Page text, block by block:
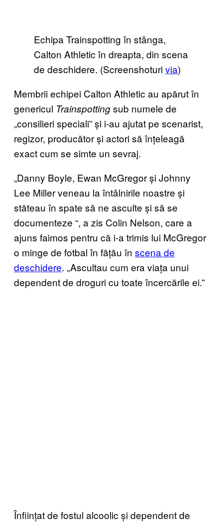
Echipa Trainspotting în stânga,
Calton Athletic în dreapta, din scena
de deschidere. (Screenshoturivia)
Membrii echipei Calton Athletic au apărut în
genericul Trainspottingsub numele de
„consilieri speciali” și i-au ajutat pe scenarist,
regizor, producător și actori să înțeleagă
exact cum se simte un sevraj.
„Danny Boyle, Ewan McGregor și Johnny
Lee Miller veneau la întâlnirile noastre și
stăteau în spate să ne asculte și să se
documenteze “, a zis Colin Nelson, care a
ajuns faimos pentru că i-a trimis lui McGregor
o minge de fotbal în fățău în scena de
deschidere. „Ascultau cum era viața unui
dependent de droguri cu toate încercările ei.”
Înființat de fostul alcoolic și dependent de